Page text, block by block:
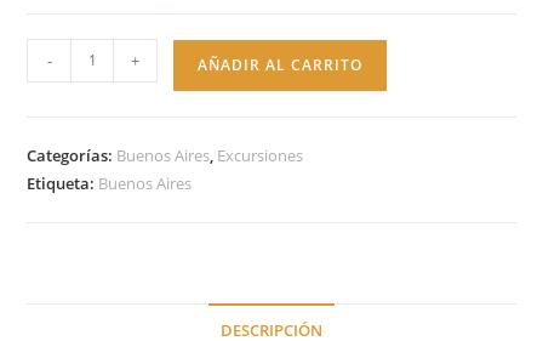
Turístico
Ciudad
- + AÑADIR AL CARRITO
Categorías: Buenos Aires, Excursiones
Etiqueta: Buenos Aires
DESCRIPCIÓN